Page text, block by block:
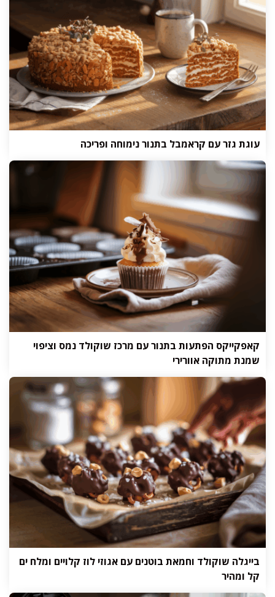
עוגת גזר עם קראמבל בתנור נימוחה ופריכה
קאפקייקס הפתעות בתנור עם מרכז שוקולד נמס וציפוי
שמנת מתוקה אוורירי
בייגלה שוקולד וחמאת בוטנים עם אגוזי לוז קלויים ומלח ים
קל ומהיר